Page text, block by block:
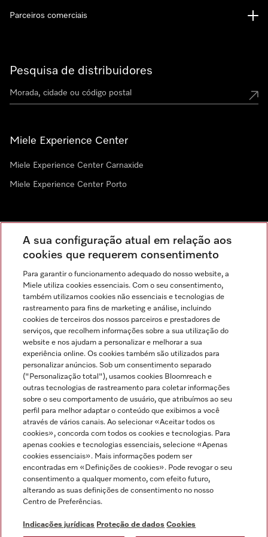
Pesquisa de distribuidores
Miele Experience Center
Miele Experience Center Carnaxide
Miele Experience Center Porto
Parceiros comerciais
Indicações jurídicas
Condições gerais
Proteção de dados
Condições de utilização
Canal de Ética
Formulário de livre resolução
Miele no Instagram
Miele no Facebook
Miele no Youtube
A sua configuração atual em relação aos
cookies que requerem consentimento
Para garantir o funcionamento adequado do nosso website, a
Miele utiliza cookies essenciais. Com o seu consentimento,
também utilizamos cookies não essenciais e tecnologias de
rastreamento para fins de marketing e análise, incluindo
cookies de terceiros dos nossos parceiros e prestadores de
serviços, que recolhem informações sobre a sua utilização do
website e nos ajudam a personalizar e melhorar a sua
experiência online. Os cookies também são utilizados para
personalizar anúncios. Sob um consentimento separado
("Personalização total"), usamos cookies Bloomreach e
outras tecnologias de rastreamento para coletar informações
sobre o seu comportamento de usuário, que atribuímos ao seu
perfil para melhor adaptar o conteúdo que exibimos a você
através de vários canais. Ao selecionar «Aceitar todos os
cookies», concorda com todos os cookies e tecnologias. Para
apenas cookies e tecnologias essenciais, selecione «Apenas
cookies essenciais». Mais informações podem ser
encontradas em «Definições de cookies». Pode revogar o seu
consentimento a qualquer momento, com efeito futuro,
alterando as suas definições de consentimento no nosso
Centro de Preferências.
Indicações jurídicas Proteção de dados Cookies